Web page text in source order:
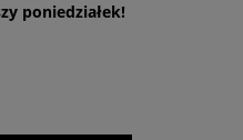
poniedziałek!